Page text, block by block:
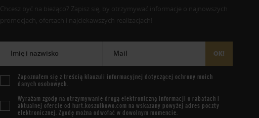
Chcesz być na bieżąco? Zapisz się, by otrzymywać informacje o najnowszych
promocjach, ofertach i najciekawszych realizacjach!
Imię i nazwisko Mail OK!
Zapoznałem się z treścią klauzuli informacyjnej dotyczącej ochrony moich
danych osobowych.
Wyrażam zgodę na otrzymywanie drogą elektroniczną informacji o rabatach i
aktualnej ofercie od hurt.koszulkowo.com na wskazany powyżej adres poczty
elektronicznej. Zgodę można odwołać w dowolnym momencie.